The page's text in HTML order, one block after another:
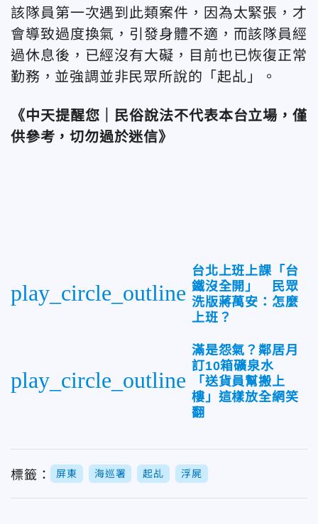
該隊員第一次遇到此類案件，因為太緊張，才
會導致過度換氣，引發身體不適，而該隊員經
過休息後，已經沒有大礙，目前也已恢復正常
勤務，並強調並非民眾所說的「起乩」。
《中天提醒您｜民俗說法不代表本台立場，僅
供參考，切勿過於迷信》
play_circle_outline
台北上班上課「台
鐵沒全開」 民眾
洗版蔣萬安：怎麼
上班？
play_circle_outline
滿是怨氣？鄰居月
訂10箱礦泉水
「送貨員幫搬上
樓」這樣放全網笑
翻
標籤： 屏東 海巡署 起乩 浮屍